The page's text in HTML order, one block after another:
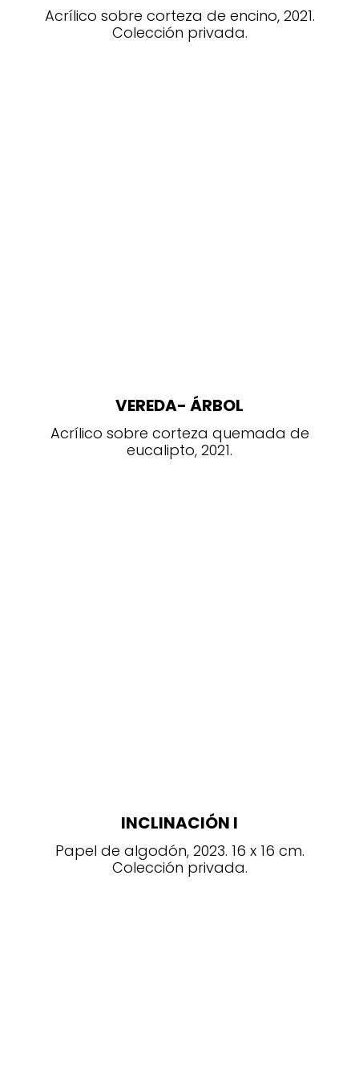
Acrílico sobre corteza de encino, 2021.
Colección privada.
VEREDA- ÁRBOL
Acrílico sobre corteza quemada de
eucalipto, 2021.
INCLINACIÓN I
Papel de algodón, 2023. 16 x 16 cm.
Colección privada.